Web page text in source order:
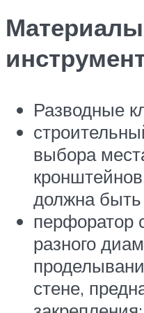
Разводные
выбора
должна
перфоратор
разного
стене,